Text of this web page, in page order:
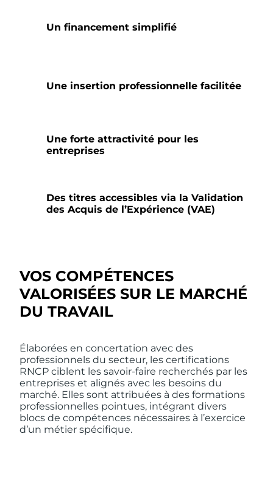
Un financement simplifié
Une insertion professionnelle facilitée
Une forte attractivité pour les
entreprises
Des titres accessibles via la Validation
des Acquis de l’Expérience (VAE)
VOS COMPÉTENCES
VALORISÉES SUR LE MARCHÉ
DU TRAVAIL
Élaborées en concertation avec des
professionnels du secteur, les certifications
RNCP ciblent les savoir-faire recherchés par les
entreprises et alignés avec les besoins du
marché. Elles sont attribuées à des formations
professionnelles pointues, intégrant divers
blocs de compétences nécessaires à l’exercice
d’un métier spécifique.